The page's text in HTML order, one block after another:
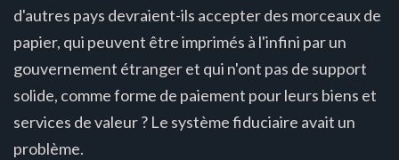
d'autres pays devraient-ils accepter des morceaux de
papier, qui peuvent être imprimés à l'infini par un
gouvernement étranger et qui n'ont pas de support
solide, comme forme de paiement pour leurs biens et
services de valeur ? Le système fiduciaire avait un
problème.